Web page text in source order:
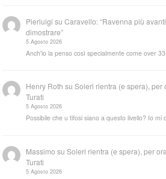
Pierluigi suCaravello: “Ravenna più
dimostrare”
5 Agosto 2026
Anch'io la penso così specialmente come over
Henry Roth suSoleri rientra (e spera), per
Turati
5 Agosto 2026
Possibile che u tifosi siano a questo livello? Io mi
Massimo suSoleri rientra (e spera), per
Turati
5 Agosto 2026